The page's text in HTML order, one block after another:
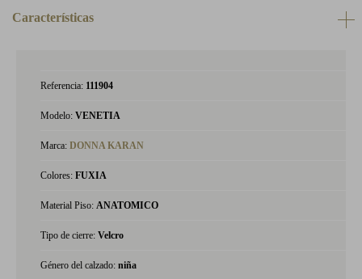
Características
Referencia: 111904
Modelo: VENETIA
Marca: DONNA KARAN
Colores: FUXIA
Material Piso: ANATOMICO
Tipo de cierre: Velcro
Género del calzado: niña